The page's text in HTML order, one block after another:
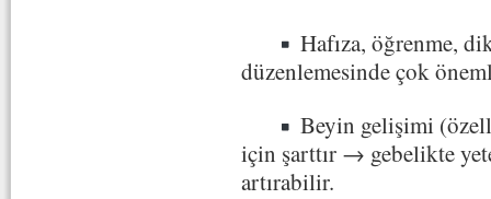
Hafıza, öğrenme,
düzenlemesinde çok
Beyin gelişimi
için şarttır → gebelikte
artırabilir.